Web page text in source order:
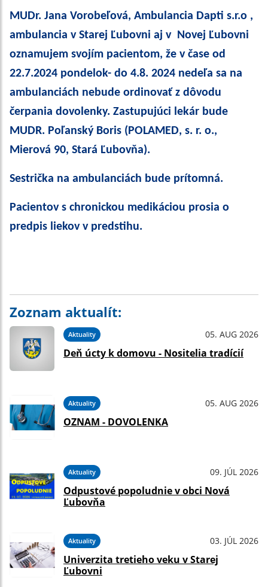
MUDr. Jana Vorobeľová, Ambulancia Dapti s.r.o ,
ambulancia v Starej Ľubovni aj v Novej Ľubovni
oznamujem svojím pacientom, že v čase od
22.7.2024 pondelok- do 4.8. 2024 nedeľa sa na
ambulanciách nebude ordinovať z dôvodu
čerpania dovolenky. Zastupujúci lekár bude
MUDR. Poľanský Boris (POLAMED, s. r. o.,
Mierová 90, Stará Ľubovňa).
Sestrička na ambulanciách bude prítomná.
Pacientov s chronickou medikáciou prosia o
predpis liekov v predstihu.
Zoznam aktualít:
Aktuality 05. AUG 2026
Deň úcty k domovu - Nositelia tradícií
Aktuality 05. AUG 2026
OZNAM - DOVOLENKA
Aktuality 09. JÚL 2026
Odpustové popoludnie v obci Nová
Ľubovňa
Aktuality 03. JÚL 2026
Univerzita tretieho veku v Starej
Ľubovni